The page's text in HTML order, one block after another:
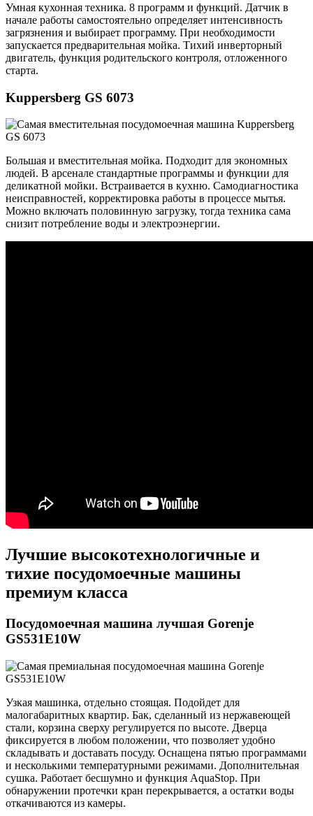
Умная кухонная техника. 8 программ и функций. Датчик в
начале работы самостоятельно определяет интенсивность
загрязнения и выбирает программу. При необходимости
запускается предварительная мойка. Тихий инверторный
двигатель, функция родительского контроля, отложенного
старта.
Kuppersberg GS 6073
Большая и вместительная мойка. Подходит для экономных
людей. В арсенале стандартные программы и функции для
деликатной мойки. Встраивается в кухню. Самодиагностика
неисправностей, корректировка работы в процессе мытья.
Можно включать половинную загрузку, тогда техника сама
снизит потребление воды и электроэнергии.
Лучшие высокотехнологичные и
тихие посудомоечные машины
премиум класса
Посудомоечная машина лучшая Gorenje
GS531E10W
Узкая машинка, отдельно стоящая. Подойдет для
малогабаритных квартир. Бак, сделанный из нержавеющей
стали, корзина сверху регулируется по высоте. Дверца
фиксируется в любом положении, что позволяет удобно
складывать и доставать посуду. Оснащена пятью программами
и несколькими температурными режимами. Дополнительная
сушка. Работает бесшумно и функция AquaStop. При
обнаружении протечки кран перекрывается, а остатки воды
откачиваются из камеры.